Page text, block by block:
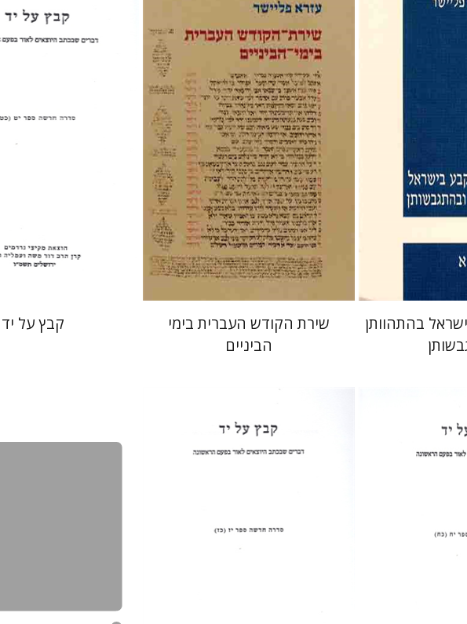
בהתהוותן
עזרא פליישר
הנחת אתר ספר מודפס
$42
$38
שירת הקודש העברית בימי
הביניים
עזרא פליישר
$34
$31
קבץ על יד
עזרא פליישר